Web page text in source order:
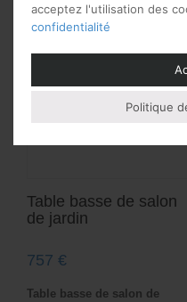
Table basse de salon
de jardin
757 €
Table basse de salon de
acceptez l'utilisation des
confidentialité
Politique